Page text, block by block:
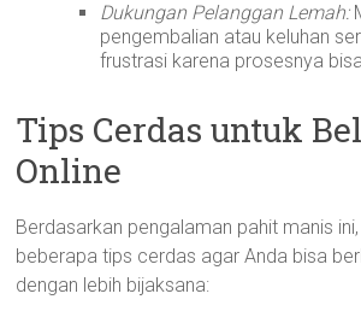
Dukungan Pelanggan Lemah:
pengembalian atau keluhan
frustrasi karena prosesnya
Tips Cerdas untuk
Online
Berdasarkan pengalaman pahit manis
beberapa tips cerdas agar Anda bisa
dengan lebih bijaksana: